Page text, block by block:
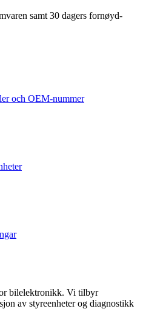
samt 30 dagers fornøyd-
och OEM-nummer
bilelektronikk. Vi tilbyr
av styreenheter og diagnostikk